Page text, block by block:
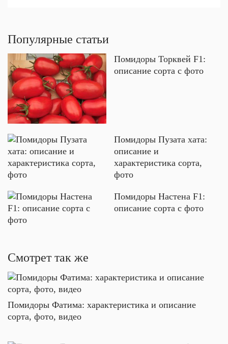
Популярные статьи
Помидоры Торквей F1:
описание сорта с фото
Помидоры Пузата хата:
описание и
характеристика сорта,
фото
Помидоры Настена F1:
описание сорта с фото
Смотрет так же
Помидоры Фатима: характеристика и описание
сорта, фото, видео